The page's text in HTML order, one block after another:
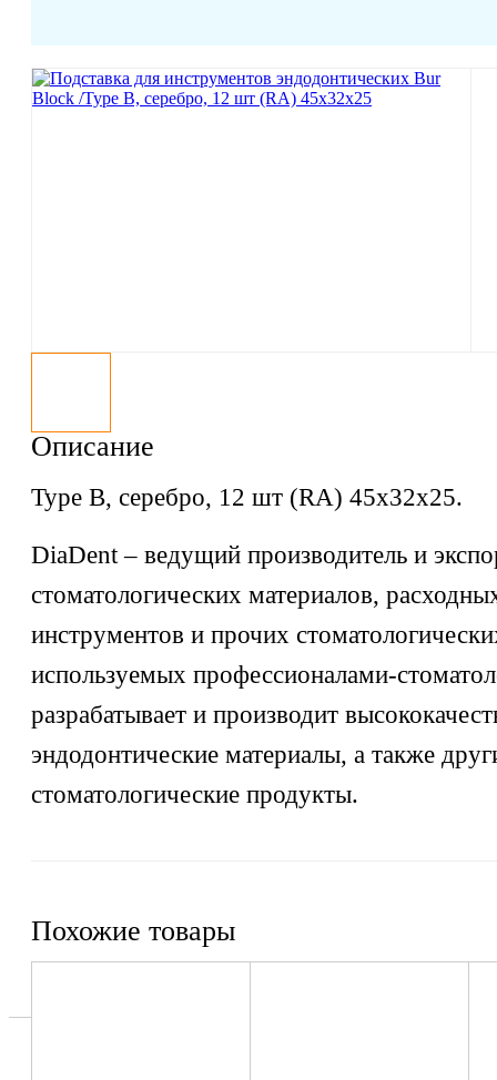
Описание
Type B, серебро, 12 шт (RA) 45x32x25.
DiaDent – ведущий производитель и
стоматологических материалов,
инструментов и прочих
используемых профессионалами-
разрабатывает и производит
эндодонтические материалы, а также
стоматологические продукты.
Похожие товары